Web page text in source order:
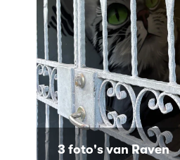
3 foto's van Raven